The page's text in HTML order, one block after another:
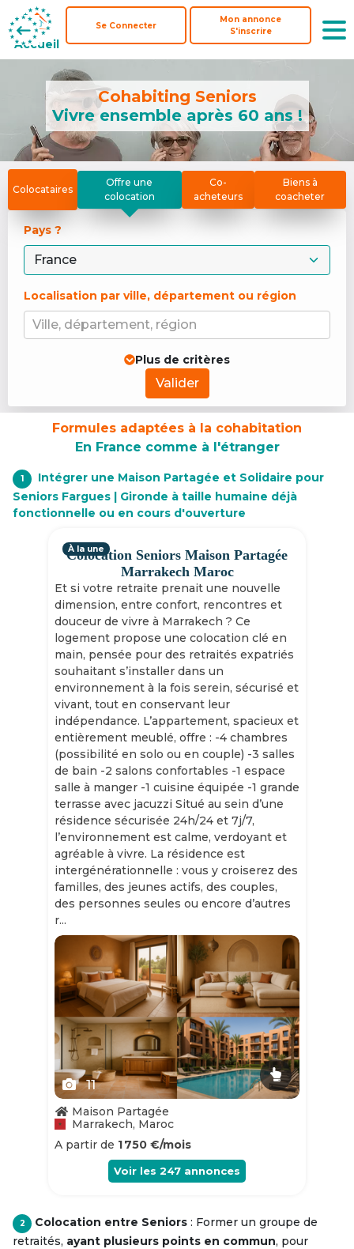
Accueil
Se Connecter
Mon annonce
S'inscrire
Accueil
Se Connecter
Mon annonce
S'inscrire
Cohabiting Seniors
Vivre ensemble après 60 ans !
Colocataires
Offre une
colocation
Co-
acheteurs
Biens à
coacheter
Pays ?
Localisation par ville, département ou région
Ville, département, région
Plus de critères
Valider
Formules adaptées à la cohabitation
En France comme à l'étranger
1
Intégrer une Maison Partagée et Solidaire pour
Seniors Fargues | Gironde à taille humaine déjà
fonctionnelle ou en cours d'ouverture
Colocation Seniors Maison Partagée
Marrakech Maroc
Et si votre retraite prenait une nouvelle
dimension, entre confort, rencontres et
douceur de vivre à Marrakech ? Ce
logement propose une colocation clé en
main, pensée pour des retraités expatriés
souhaitant s’installer dans un
environnement à la fois serein, sécurisé et
vivant, tout en conservant leur
indépendance. L’appartement, spacieux et
entièrement meublé, offre : -4 chambres
(possibilité en solo ou en couple) -3 salles
de bain -2 salons confortables -1 espace
salle à manger -1 cuisine équipée -1 grande
terrasse avec jacuzzi Situé au sein d’une
résidence sécurisée 24h/24 et 7j/7,
l’environnement est calme, verdoyant et
agréable à vivre. La résidence est
intergénérationnelle : vous y croiserez des
familles, des jeunes actifs, des couples,
des personnes seules ou encore d’autres
r...
À la une
Slide 1 of 11
11
Maison Partagée
Marrakech, Maroc
A partir de 1 750 €/mois
Voir les 247 annonces
2 Colocation entre Seniors : Former un groupe de
retraités, ayant plusieurs points en commun, pour